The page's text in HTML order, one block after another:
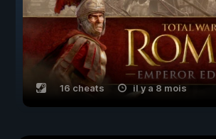
16 cheats il y a 8 mois